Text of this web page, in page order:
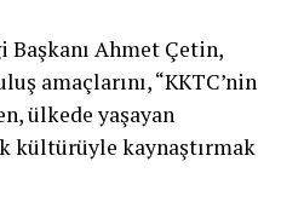
Başkanı Ahmet Çetin,
amaçlarını, “KKTC’nin
ülkede yaşayan
kültürüyle kaynaştırmak